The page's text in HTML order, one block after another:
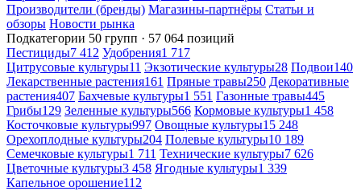
Производители (бренды) Магазины-партнёры Статьи и
обзоры Новости рынка
Подкатегории 50 групп · 57 064 позиций
Пестициды7 412 Удобрения1 717
Цитрусовые культуры11 Экзотические культуры28 Подвои140
Лекарственные растения161 Пряные травы250 Декоративные
растения407 Бахчевые культуры1 551 Газонные травы445
Грибы129 Зеленные культуры566 Кормовые культуры1 458
Косточковые культуры997 Овощные культуры15 248
Орехоплодные культуры204 Полевые культуры10 189
Семечковые культуры1 711 Технические культуры7 626
Цветочные культуры3 458 Ягодные культуры1 339
Капельное орошение112